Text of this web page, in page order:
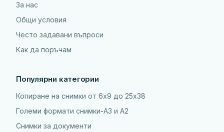
За нас
Общи условия
Често задавани въпроси
Как да поръчам
Популярни категории
Копиране на снимки от 6x9 до 25х38
Големи формати снимки-А3 и А2
Снимки за документи